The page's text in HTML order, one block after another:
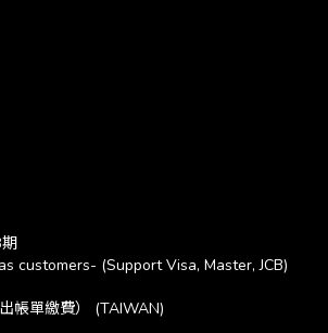
customers- (Support Visa, Master, JCB)
帳單繳費） (TAIWAN)